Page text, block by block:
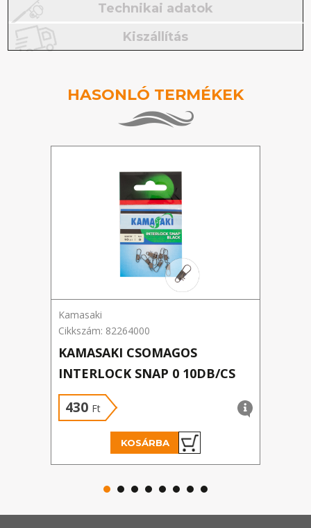
Technikai adatok
Kiszállítás
HASONLÓ TERMÉKEK
Kamasaki
Cikkszám: 82264000
KAMASAKI CSOMAGOS
INTERLOCK SNAP 0 10DB/CS
430 Ft
KOSÁRBA